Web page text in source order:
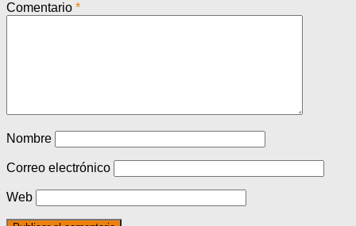
Comentario *
Nombre
Correo electrónico
Web